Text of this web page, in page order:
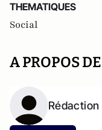
THEMATIQUES
Social
A PROPOS